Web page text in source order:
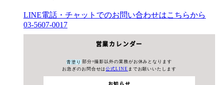
LINE電話・チャットでのお問い合わせはこちらから
03-5607-0017
営業カレンダー
青塗り 部分=撮影以外の業務がお休みとなります
お急ぎのお問合せは公式LINE までお願いいたします